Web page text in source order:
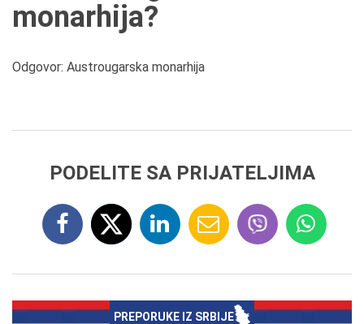
monarhija?
Odgovor: Austrougarska monarhija
PODELITE SA PRIJATELJIMA
PREPORUKE IZ SRBIJE